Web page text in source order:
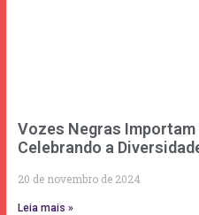
Vozes Negras Importam
Celebrando a
20 de novembro de 2024
Leia mais »